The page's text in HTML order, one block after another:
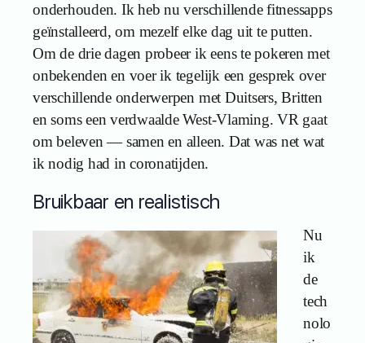
onderhouden. Ik heb nu verschillende fitnessapps
geïnstalleerd, om mezelf elke dag uit te putten.
Om de drie dagen probeer ik eens te pokeren met
onbekenden en voer ik tegelijk een gesprek over
verschillende onderwerpen met Duitsers, Britten
en soms een verdwaalde West-Vlaming. VR gaat
om beleven — samen en alleen. Dat was net wat
ik nodig had in coronatijden.
Bruikbaar en realistisch
Nu
ik
de
tech
nolo